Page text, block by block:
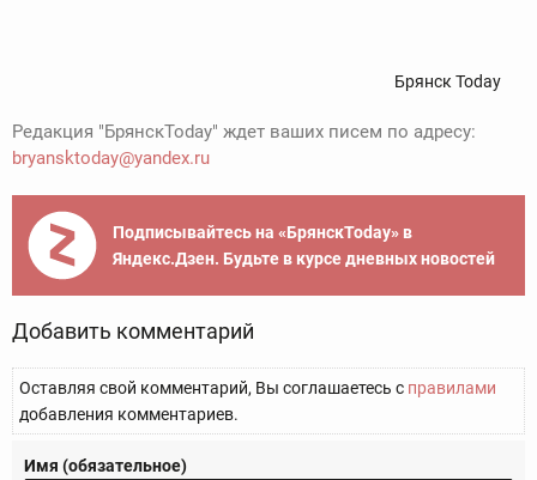
Брянск Today
Редакция "БрянскToday" ждет ваших писем по адресу:
bryansktoday@yandex.ru
Подписывайтесь на «БрянскToday» в
Яндекс.Дзен. Будьте в курсе дневных новостей
Добавить комментарий
Оставляя свой комментарий, Вы соглашаетесь с правилами
добавления комментариев.
Имя (обязательное)